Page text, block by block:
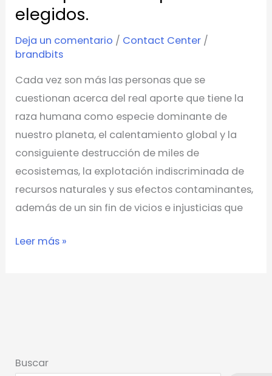
elegidos.
Deja un comentario / Contact Center /
brandbits
Cada vez son más las personas que se
cuestionan acerca del real aporte que tiene la
raza humana como especie dominante de
nuestro planeta, el calentamiento global y la
consiguiente destrucción de miles de
ecosistemas, la explotación indiscriminada de
recursos naturales y sus efectos contaminantes,
además de un sin fin de vicios e injusticias que
Leer más »
Buscar